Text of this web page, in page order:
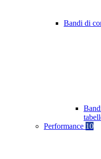
Bandi di
Performance 10